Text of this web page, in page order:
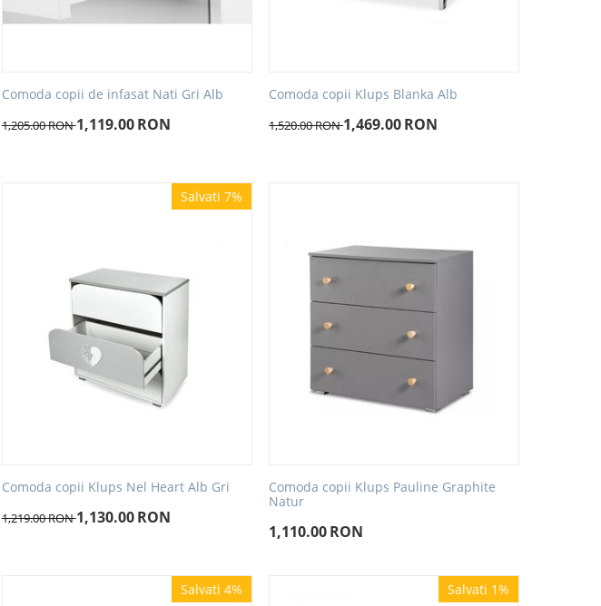
Comoda copii de infasat Nati Gri Alb
1,205.00RON1,119.00RON
Comoda copii Klups Blanka Alb
1,520.00RON1,469.00RON
Salvati 7%
Comoda copii Klups Nel Heart Alb Gri
1,219.00RON1,130.00RON
Comoda copii Klups Pauline Graphite
Natur
1,110.00RON
Salvati 4% Salvati 1%